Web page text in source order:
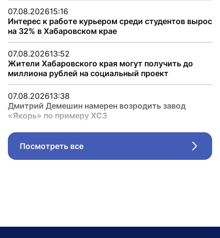
07.08.202615:16
Интерес к работе курьером среди студентов вырос
на 32% в Хабаровском крае
07.08.202613:52
Жители Хабаровского края могут получить до
миллиона рублей на социальный проект
07.08.202613:38
Дмитрий Демешин намерен возродить завод
«Якорь» по примеру ХСЗ
Посмотреть все